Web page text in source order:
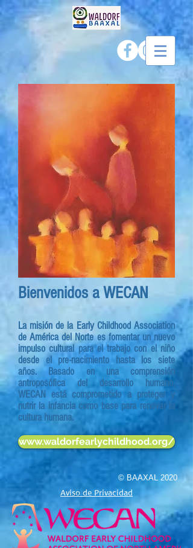
Bienvenidos a WECAN
La misión de la Early Childhood Association
de América del Norte es fomentar un nuevo
impulso cultural para el trabajo con el niño
desde el pre-nacimiento hasta los siete
años. Basado en una comprensión
antroposófica del desarrollo humano,
WECAN está comprometido a proteger y
nutrir la infancia como base para renovar la
cultura humana.
www.waldorfearlychildhood.org/
© BAAXAL 2020
Aviso de Privacidad